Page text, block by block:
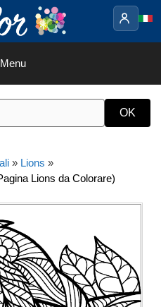
Menu
» Lions »
Lions da Colorare)